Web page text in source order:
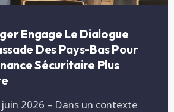
Engage Le Dialogue
Des Pays-Bas Pour
Sécuritaire Plus
2026 – Dans un contexte